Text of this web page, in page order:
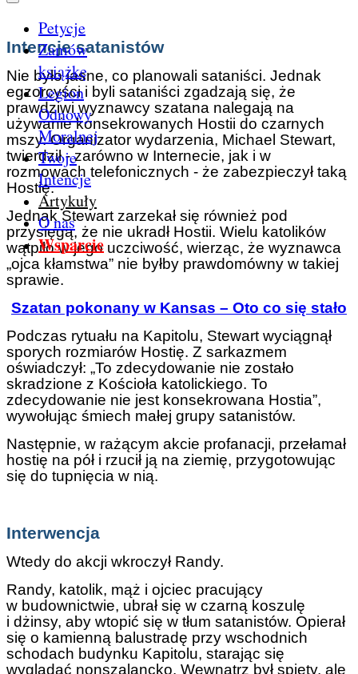
Petycje
Zamów
książkę
Legion
Odnowy
Moralnej
Twoje
Intencje
Artykuły
O nas
Wsparcie
Intencje satanistów
Nie było jasne, co planowali sataniści. Jednak
egzorcyści i byli sataniści zgadzają się, że
prawdziwi wyznawcy szatana nalegają na
używanie konsekrowanych Hostii do czarnych
mszy. Organizator wydarzenia, Michael Stewart,
twierdził - zarówno w Internecie, jak i w
rozmowach telefonicznych - że zabezpieczył taką
Hostię.
Jednak Stewart zarzekał się również pod
przysięgą, że nie ukradł Hostii. Wielu katolików
wątpiło w jego uczciwość, wierząc, że wyznawca
„ojca kłamstwa” nie byłby prawdomówny w takiej
sprawie.
Szatan pokonany w Kansas – Oto co się stało
Podczas rytuału na Kapitolu, Stewart wyciągnął
sporych rozmiarów Hostię. Z sarkazmem
oświadczył: „To zdecydowanie nie zostało
skradzione z Kościoła katolickiego. To
zdecydowanie nie jest konsekrowana Hostia”,
wywołując śmiech małej grupy satanistów.
Następnie, w rażącym akcie profanacji, przełamał
hostię na pół i rzucił ją na ziemię, przygotowując
się do tupnięcia w nią.
Interwencja
Wtedy do akcji wkroczył Randy.
Randy, katolik, mąż i ojciec pracujący
w budownictwie, ubrał się w czarną koszulę
i dżinsy, aby wtopić się w tłum satanistów. Opierał
się o kamienną balustradę przy wschodnich
schodach budynku Kapitolu, starając się
wyglądać nonszalancko. Wewnątrz był spięty, ale